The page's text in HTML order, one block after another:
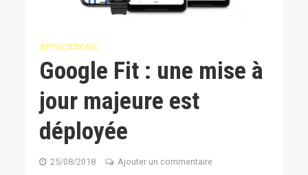
APPLICATIONS
Google Fit : une mise à
jour majeure est
déployée
25/08/2018
Ajouter un commentaire